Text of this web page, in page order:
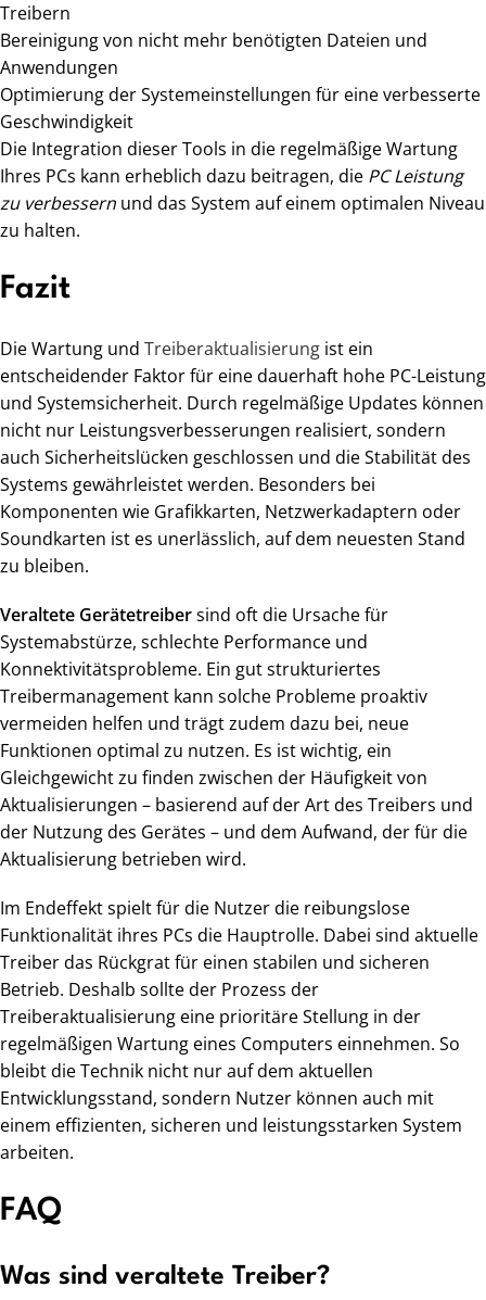
Treibern
Bereinigung von nicht mehr benötigten Dateien und
Anwendungen
Optimierung der Systemeinstellungen für eine verbesserte
Geschwindigkeit
Die Integration dieser Tools in die regelmäßige Wartung
Ihres PCs kann erheblich dazu beitragen, die PC Leistung
zu verbessern und das System auf einem optimalen Niveau
zu halten.
Fazit
Die Wartung und Treiberaktualisierung ist ein
entscheidender Faktor für eine dauerhaft hohe PC-Leistung
und Systemsicherheit. Durch regelmäßige Updates können
nicht nur Leistungsverbesserungen realisiert, sondern
auch Sicherheitslücken geschlossen und die Stabilität des
Systems gewährleistet werden. Besonders bei
Komponenten wie Grafikkarten, Netzwerkadaptern oder
Soundkarten ist es unerlässlich, auf dem neuesten Stand
zu bleiben.
Veraltete Gerätetreibersind oft die Ursache für
Systemabstürze, schlechte Performance und
Konnektivitätsprobleme. Ein gut strukturiertes
Treibermanagement kann solche Probleme proaktiv
vermeiden helfen und trägt zudem dazu bei, neue
Funktionen optimal zu nutzen. Es ist wichtig, ein
Gleichgewicht zu finden zwischen der Häufigkeit von
Aktualisierungen – basierend auf der Art des Treibers und
der Nutzung des Gerätes – und dem Aufwand, der für die
Aktualisierung betrieben wird.
Im Endeffekt spielt für die Nutzer die reibungslose
Funktionalität ihres PCs die Hauptrolle. Dabei sind aktuelle
Treiber das Rückgrat für einen stabilen und sicheren
Betrieb. Deshalb sollte der Prozess der
Treiberaktualisierung eine prioritäre Stellung in der
regelmäßigen Wartung eines Computers einnehmen. So
bleibt die Technik nicht nur auf dem aktuellen
Entwicklungsstand, sondern Nutzer können auch mit
einem effizienten, sicheren und leistungsstarken System
arbeiten.
FAQ
Was sind veraltete Treiber?